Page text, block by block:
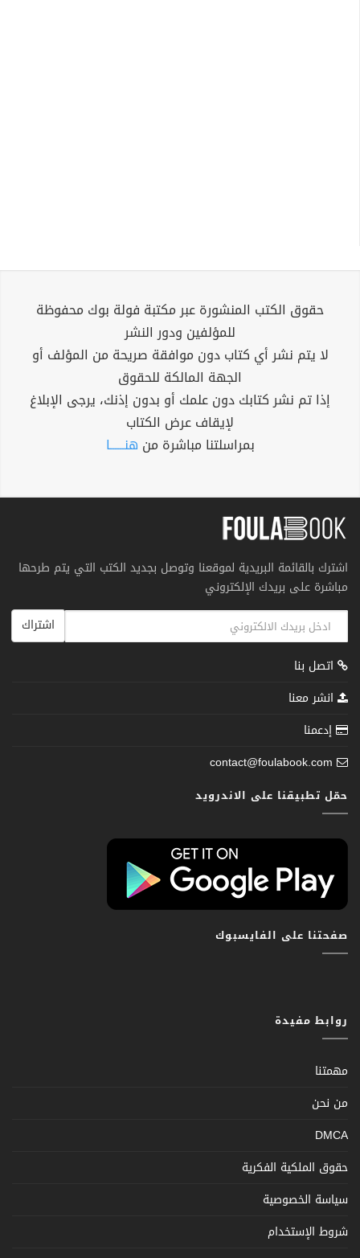
حقوق الكتب المنشورة عبر مكتبة فولة بوك محفوظة
للمؤلفين ودور النشر
لا يتم نشر أي كتاب دون موافقة صريحة من المؤلف أو
الجهة المالكة للحقوق
إذا تم نشر كتابك دون علمك أو بدون إذنك، يرجى الإبلاغ
لإيقاف عرض الكتاب
بمراسلتنا مباشرة من هنــــــا
اشترك بالقائمة البريدية لموقعنا وتوصل بجديد الكتب التي يتم طرحها
مباشرة على بريدك الإلكتروني
اشتراك
اتصل بنا
انشر معنا
إدعمنا
contact@foulabook.com
حمّل تطبيقنا على الاندرويد
صفحتنا على الفايسبوك
روابط مفيدة
مهمتنا
من نحن
DMCA
حقوق الملكية الفكرية
سياسة الخصوصية
شروط الإستخدام